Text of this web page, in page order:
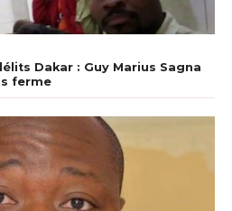
Dakar : Guy Marius Sagna
ferme